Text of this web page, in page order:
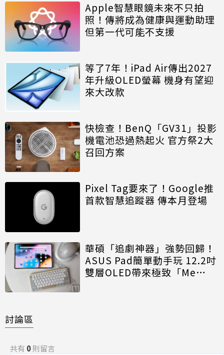
Apple智慧眼鏡未來不只拍
照！傳將成為健康與運動助理
但第一代可能不支援
等了7年！iPad Air傳出2027
年升級OLED螢幕 機身有望迎
來大改款
快檢查！BenQ「GV31」投影
機電池恐過熱起火 官方祭2大
召回方案
Pixel Tag要來了！Google推
首款智慧追蹤器 傳本月登場
華碩「追劇神器」強勢回歸！
ASUS Pad簡單動手玩 12.2吋
雙層OLED帶來極致「Me
討論區
共有 0則留言